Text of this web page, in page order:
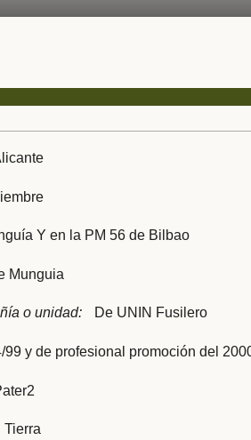
Y en la PM 56 de Bilbao
Munguia
o unidad: De UNIN Fusilero
99 y de profesional promoción del
Tierra